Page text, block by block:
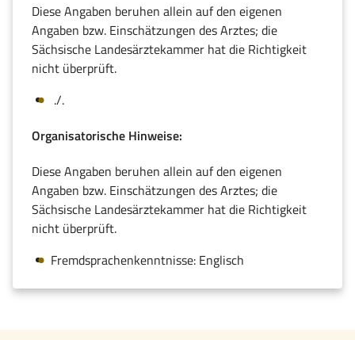
Diese Angaben beruhen allein auf den eigenen
Angaben bzw. Einschätzungen des Arztes; die
Sächsische Landesärztekammer hat die Richtigkeit
nicht überprüft.
./.
Organisatorische Hinweise:
Diese Angaben beruhen allein auf den eigenen
Angaben bzw. Einschätzungen des Arztes; die
Sächsische Landesärztekammer hat die Richtigkeit
nicht überprüft.
Fremdsprachenkenntnisse: Englisch